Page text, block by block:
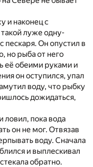
и наконец с
луже одну-
пескаря. Он опустил в
но рыба от него
её обеими руками и
он оступился, упал
воду, что рыбку
дожидаться,
ловил, пока вода
он не мог. Отвязав
воду. Сначала
и выплескивал
обратно.